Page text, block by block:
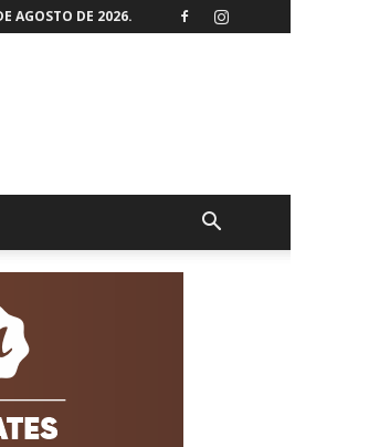
AGOSTO DE 2026.